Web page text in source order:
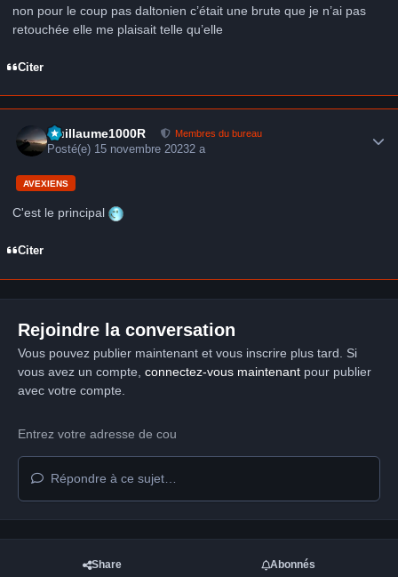
non pour le coup pas daltonien c’était une brute que je n’ai pas
retouchée elle me plaisait telle qu’elle
Citer
Guillaume1000R Membres du bureau
Posté(e) 15 novembre 20232 a
AVEXIENS
C'est le principal
Citer
Rejoindre la conversation
Vous pouvez publier maintenant et vous inscrire plus tard. Si
vous avez un compte, connectez-vous maintenantpour publier
avec votre compte.
Répondre à ce sujet…
Share Abonnés